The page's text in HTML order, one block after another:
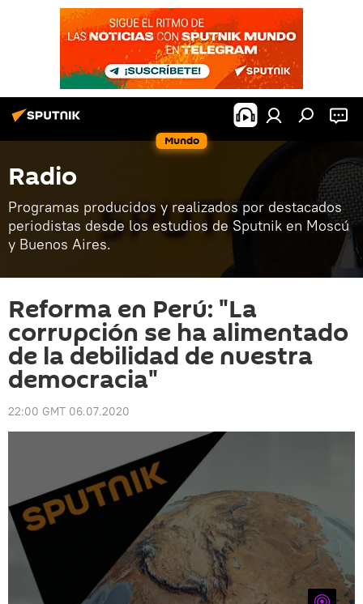
Mundo
Radio
Programas producidos y realizados por destacados
periodistas desde los estudios de Sputnik en Moscú
y Buenos Aires.
Reforma en Perú: "La
corrupción se ha alimentado
de la debilidad de nuestra
democracia"
22:00 GMT 06.07.2020